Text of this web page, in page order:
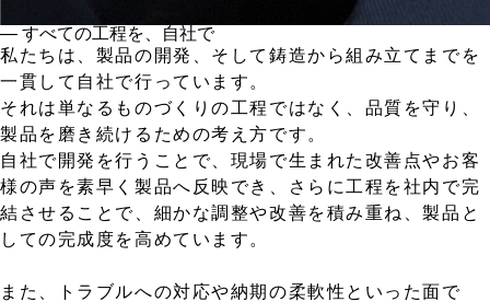
― すべての工程を、自社で
私たちは、製品の開発、そして鋳造から組み立てまでを
一貫して自社で行っています。
それは単なるものづくりの工程ではなく、品質を守り、
製品を磨き続けるための考え方です。
自社で開発を行うことで、現場で生まれた改善点やお客
様の声を素早く製品へ反映でき、さらに工程を社内で完
結させることで、細かな調整や改善を積み重ね、製品と
しての完成度を高めています。
また、トラブルへの対応や納期の柔軟性といった面で